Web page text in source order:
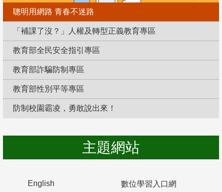
聰明用網路 青春不迷路
「補課了沒？」人權及轉型正義教育專區
教育部全民安全指引專區
教育部詐騙防制專區
教育部性別平等專區
防制校園霸凌，勇敢說出來！
主題網站
English 數位學習入口網